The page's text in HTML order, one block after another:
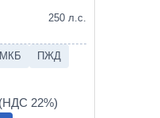
250 л.с.
МКБ
ПЖД